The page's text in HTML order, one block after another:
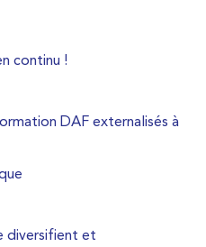
continu !
DAF externalisés à
diversifient et